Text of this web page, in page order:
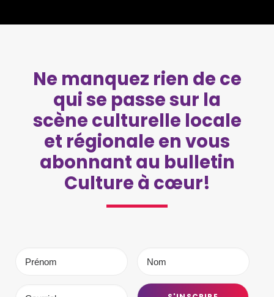
Ne manquez rien de ce
qui se passe sur la
scène culturelle locale
et régionale en vous
abonnant au bulletin
Culture à cœur!